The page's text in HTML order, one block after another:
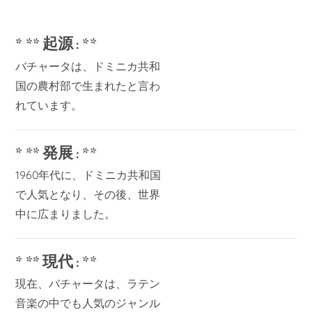
* ** 起源 : **
バチャータは、ドミニカ共和
国の農村部で生まれたと言わ
れています。
* ** 発展 : **
1960年代に、ドミニカ共和国
で人気となり、その後、世界
中に広まりました。
* ** 現代 : **
現在、バチャータは、ラテン
音楽の中でも人気のジャンル